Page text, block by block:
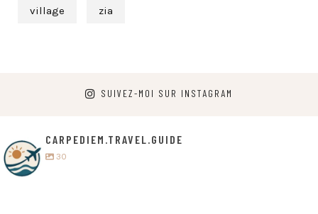
village zia
SUIVEZ-MOI SUR INSTAGRAM
CARPEDIEM.TRAVEL.GUIDE
30